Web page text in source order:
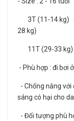
3T (11-14 kg)
28 kg)
11T (29-33 kg)
- Phù hợp : đi bơi
- Chống nắng với
sáng có hại cho da.
- Đối tượng phù